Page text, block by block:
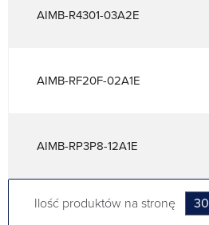
AIMB-R4301-03A2E
AIMB-RF20F-02A1E
AIMB-RP3P8-12A1E
Ilość produktów na stronę 30